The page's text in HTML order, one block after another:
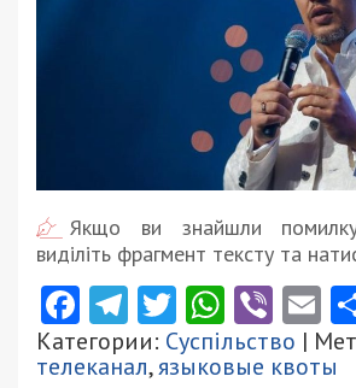
Якщо ви знайшли
виділіть фрагмент тексту та
Facebook
Telegram
Twitter
Категории: Суспільство |
телеканал,языковые квоты